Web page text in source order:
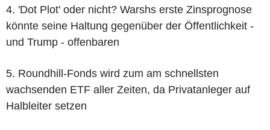
4. 'Dot Plot' oder nicht? Warshs erste Zinsprognose
könnte seine Haltung gegenüber der Öffentlichkeit -
und Trump - offenbaren
5. Roundhill-Fonds wird zum am schnellsten
wachsenden ETF aller Zeiten, da Privatanleger auf
Halbleiter setzen